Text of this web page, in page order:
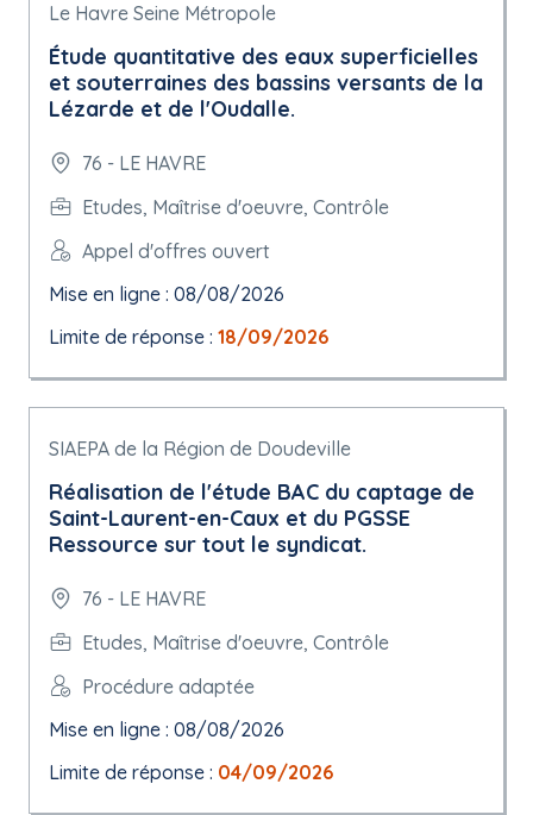
Le Havre Seine Métropole
Étude quantitative des eaux superficielles
et souterraines des bassins versants de la
Lézarde et de l'Oudalle.
76 - LE HAVRE
Etudes, Maîtrise d'oeuvre, Contrôle
Appel d'offres ouvert
Mise en ligne : 08/08/2026
Limite de réponse : 18/09/2026
SIAEPA de la Région de Doudeville
Réalisation de l'étude BAC du captage de
Saint-Laurent-en-Caux et du PGSSE
Ressource sur tout le syndicat.
76 - LE HAVRE
Etudes, Maîtrise d'oeuvre, Contrôle
Procédure adaptée
Mise en ligne : 08/08/2026
Limite de réponse : 04/09/2026